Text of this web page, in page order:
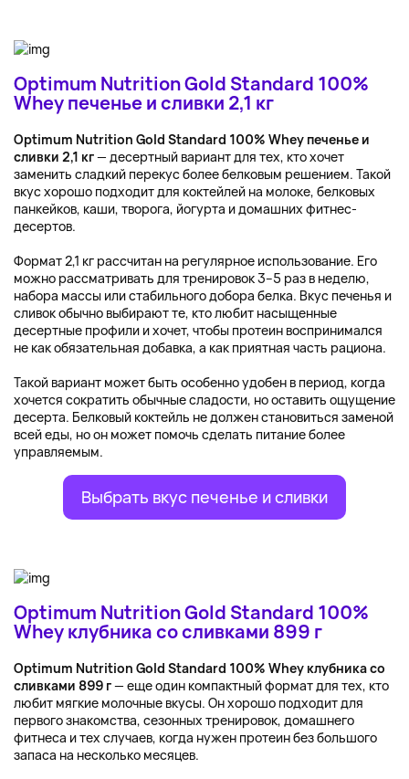
Optimum Nutrition Gold Standard 100%
Whey печенье и сливки 2,1 кг
Optimum Nutrition Gold Standard 100% Whey печенье и
сливки 2,1 кг— десертный вариант для тех, кто хочет
заменить сладкий перекус более белковым решением. Такой
вкус хорошо подходит для коктейлей на молоке, белковых
панкейков, каши, творога, йогурта и домашних фитнес-
десертов.
Формат 2,1 кг рассчитан на регулярное использование. Его
можно рассматривать для тренировок 3–5 раз в неделю,
набора массы или стабильного добора белка. Вкус печенья и
сливок обычно выбирают те, кто любит насыщенные
десертные профили и хочет, чтобы протеин воспринимался
не как обязательная добавка, а как приятная часть рациона.
Такой вариант может быть особенно удобен в период, когда
хочется сократить обычные сладости, но оставить ощущение
десерта. Белковый коктейль не должен становиться заменой
всей еды, но он может помочь сделать питание более
управляемым.
Выбрать вкус печенье и сливки
Optimum Nutrition Gold Standard 100%
Whey клубника со сливками 899 г
Optimum Nutrition Gold Standard 100% Whey клубника со
сливками 899 г— еще один компактный формат для тех, кто
любит мягкие молочные вкусы. Он хорошо подходит для
первого знакомства, сезонных тренировок, домашнего
фитнеса и тех случаев, когда нужен протеин без большого
запаса на несколько месяцев.